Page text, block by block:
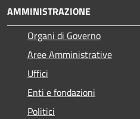
AMMINISTRAZIONE
Organi di Governo
Aree Amministrative
Uffici
Enti e fondazioni
Politici